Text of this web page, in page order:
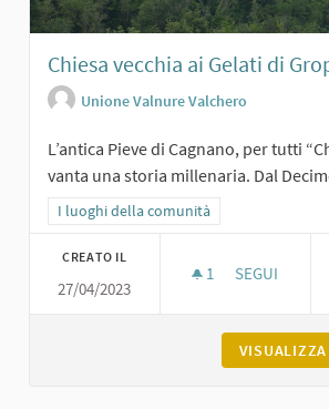
Chiesa vecchia ai Gelati di
Unione Valnure Valchero
L’antica Pieve di Cagnano, per tutti
vanta una storia millenaria. Dal
Filtra i risultati per categoria: I luoghi
I luoghi della comunità
CREATO IL
27/04/2023
1 1 SOSTENITORI
SEGUI
VISUALIZZA